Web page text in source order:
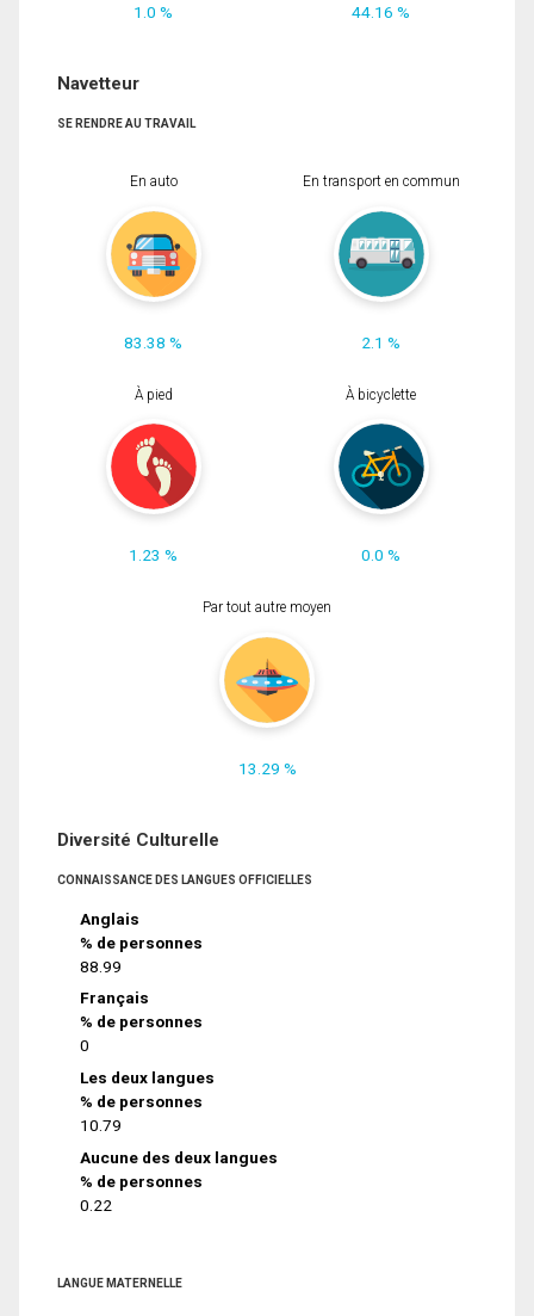
1.0 % 44.16 %
Navetteur
SE RENDRE AU TRAVAIL
En auto
83.38 %
En transport en commun
2.1 %
À pied
1.23 %
À bicyclette
0.0 %
Par tout autre moyen
13.29 %
Diversité Culturelle
CONNAISSANCE DES LANGUES OFFICIELLES
Anglais
% de personnes
88.99
Français
% de personnes
0
Les deux langues
% de personnes
10.79
Aucune des deux langues
% de personnes
0.22
LANGUE MATERNELLE